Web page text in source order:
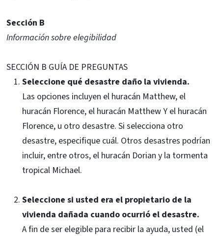
Sección B
Información sobre elegibilidad
SECCIÓN B GUÍA DE PREGUNTAS
Seleccione qué desastre daño la vivienda.
Las opciones incluyen el huracán Matthew, el
huracán Florence, el huracán Matthew Y el huracán
Florence, u otro desastre. Si selecciona otro
desastre, especifique cuál. Otros desastres podrían
incluir, entre otros, el huracán Dorian y la tormenta
tropical Michael.
Seleccione si usted era el propietario de la
vivienda dañada cuando ocurrió el desastre.
A fin de ser elegible para recibir la ayuda, usted (el